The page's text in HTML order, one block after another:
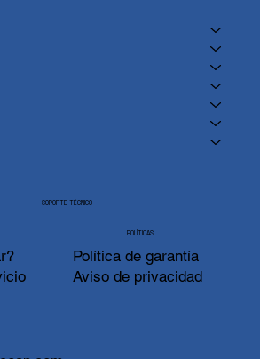
SOPORTE TÉCNICO
POLÍTICAS
Política de garantía
Aviso de privacidad